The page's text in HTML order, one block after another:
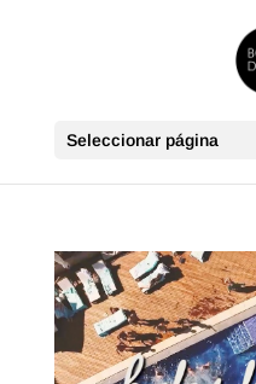
Seleccionar página